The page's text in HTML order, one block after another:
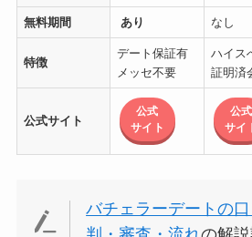
無料期間 あり なし
特徴
デート保証有
メッセ不要
ハイス
証明済
公式サイト
公式
サイト
公式
サイ
バチェラーデートの